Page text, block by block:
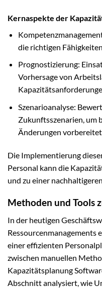
Kernaspekte der
die richtigen
Prognostizierung:
Vorhersage von
Szenarioanalyse:
Zukunftsszenarien, um
Änderungen vorbereitet
Die Implementierung
Personal kann die
und zu einer
Methoden und Tools
In der heutigen
Ressourcenmanagements
einer effizienten
zwischen manuellen
Kapazitätsplanung
Abschnitt analysiert, wie